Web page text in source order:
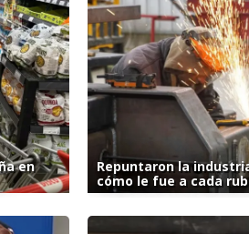
en
Repuntaron la
cómo le fue a cada